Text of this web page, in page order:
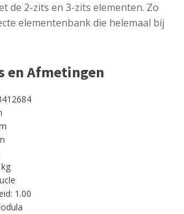
de 2-zits en 3-zits elementen. Zo
elementenbank die helemaal bij
en Afmetingen
1.00